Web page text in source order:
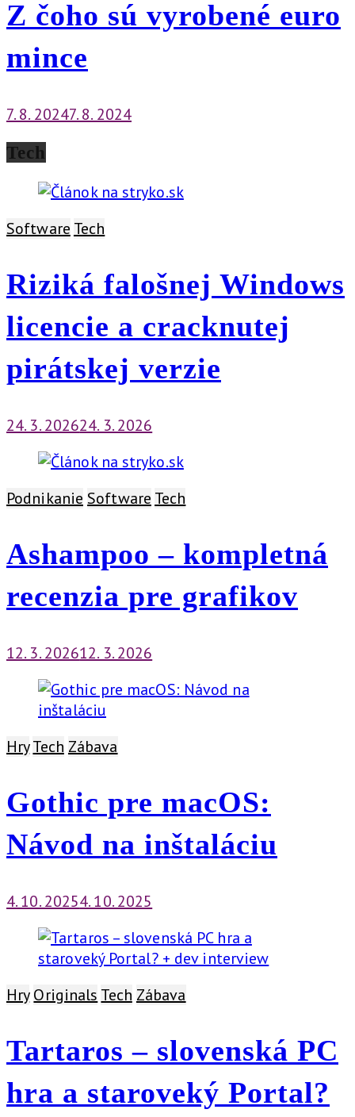
Z čoho sú vyrobené euro
mince
7. 8. 20247. 8. 2024
Tech
Software Tech
Riziká falošnej Windows
licencie a cracknutej
pirátskej verzie
24. 3. 202624. 3. 2026
Podnikanie Software Tech
Ashampoo – kompletná
recenzia pre grafikov
12. 3. 202612. 3. 2026
HryTech Zábava
Gothic pre macOS:
Návod na inštaláciu
4. 10. 20254. 10. 2025
Hry Originals Tech Zábava
Tartaros – slovenská PC
hra a staroveký Portal?